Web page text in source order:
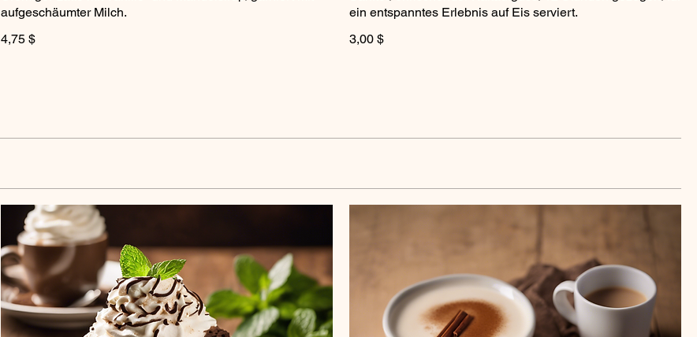
aufgeschäumter Milch.
4,75 $
ein entspanntes Erlebnis auf Eis serviert.
3,00 $